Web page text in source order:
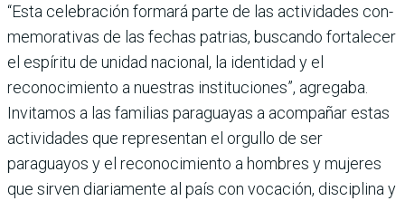
“Esta celebración formará parte de las actividades con­
memorativas de las fechas patrias, buscando fortalecer
el espíritu de unidad nacional, la identidad y el
reconocimiento a nuestras instituciones”, agre­gaba.
Invitamos a las familias paraguayas a acompañar estas
actividades que representan el orgullo de ser
paraguayos y el reconocimiento a hombres y mujeres
que sirven diaria­mente al país con vocación, disciplina y